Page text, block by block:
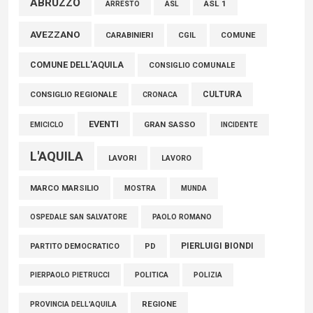
Marcinelle, Verrecchia (FdI): "Un minuto di raccoglimento in
connazionali tra cui molti abruzzesi"
06 Agosto 2026
ABRUZZO ARRESTO ASL ASL 1
AVEZZANO CARABINIERI CGIL COMUNE
COMUNE DELL'AQUILA CONSIGLIO COMUNALE
CONSIGLIO REGIONALE CRONACA CULTURA
EMICICLO EVENTI GRAN SASSO INCIDENTE
L'AQUILA LAVORI LAVORO
MARCO MARSILIO MOSTRA MUNDA
OSPEDALE SAN SALVATORE PAOLO ROMANO
PARTITO DEMOCRATICO PD PIERLUIGI BIONDI
PIERPAOLO PIETRUCCI POLITICA POLIZIA
PROVINCIA DELL'AQUILA REGIONE